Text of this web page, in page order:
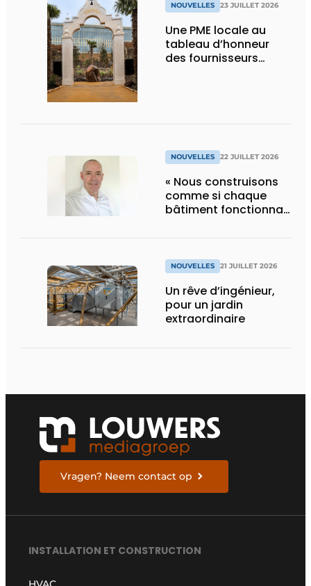
NOUVELLES 23 JUILLET 2026
Une PME locale au
tableau d’honneur
des fournisseurs
NOUVELLES 22 JUILLET 2026
« Nous construisons
comme si chaque
bâtiment fonctionnait
» NOUVELLES 21 JUILLET 2026
Un rêve d’ingénieur,
pour un jardin
extraordinaire
Vragen? Neem contact op
INSTALLATION ET CONSTRUCTION